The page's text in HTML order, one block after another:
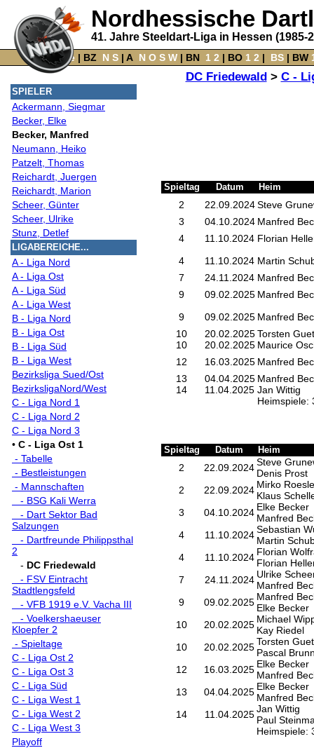
Nordhessische
41. Jahre Steeldart-Liga in Hessen (1985-
Home‌ | BZ N S‌ | A‌ N O S W‌ | BN‌ 1 2 | BO‌ 1 2 | BS| BW‌
DC Friedewald> C -
SPIELER
Ackermann, Siegmar
Becker, Elke
Becker, Manfred
Neumann, Heiko
Patzelt, Thomas
Reichardt, Juergen
Reichardt, Marion
Scheer, Günter
Scheer, Ulrike
Stunz, Detlef
LIGABEREICHE...
A - Liga Nord
A - Liga Ost
A - Liga Süd
A - Liga West
B - Liga Nord
B - Liga Ost
B - Liga Süd
B - Liga West
Bezirksliga Sued/Ost
BezirksligaNord/West
C - Liga Nord 1
C - Liga Nord 2
C - Liga Nord 3
• C - Liga Ost 1
- Tabelle
- Bestleistungen
- Mannschaften
- BSG Kali Werra
- Dart Sektor Bad
Salzungen
- Dartfreunde Philippsthal
2
- DC Friedewald
- FSV Eintracht
Stadtlengsfeld
- VFB 1919 e.V. Vacha III
- Voelkershaeuser
Kloepfer 2
- Spieltage
C - Liga Ost 2
C - Liga Ost 3
C - Liga Süd
C - Liga West 1
C - Liga West 2
C - Liga West 3
Playoff
Spieltag Datum Heim
2 22.09.2024 Steve
3
04.10.2024 Manfred
4
11.10.2024 Florian
4
11.10.2024 Martin
7
24.11.2024 Manfred
9
09.02.2025 Manfred
9
09.02.2025 Manfred
10
20.02.2025 Torsten
10
20.02.2025 Maurice
12
16.03.2025 Manfred
13
04.04.2025 Manfred
14
11.04.2025 Jan Wittig
Heimspiele:
Spieltag Datum Heim
2 22.09.2024Steve
Denis Prost
2
22.09.2024 Mirko
Klaus
3
04.10.2024 Elke Becker
Manfred
4
11.10.2024 Sebastian
Martin
4
11.10.2024 Florian
Florian
7
24.11.2024 Ulrike
Manfred
9
09.02.2025 Manfred
Elke Becker
10
20.02.2025 Michael
Kay Riedel
10
20.02.2025Torsten
Pascal
12
16.03.2025 Elke Becker
Manfred
13
04.04.2025 Elke Becker
Manfred
14
11.04.2025 Jan Wittig
Paul
Heimspiele: